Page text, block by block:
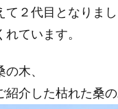
２代目となりま
ています。
木、
介した枯れた桑の